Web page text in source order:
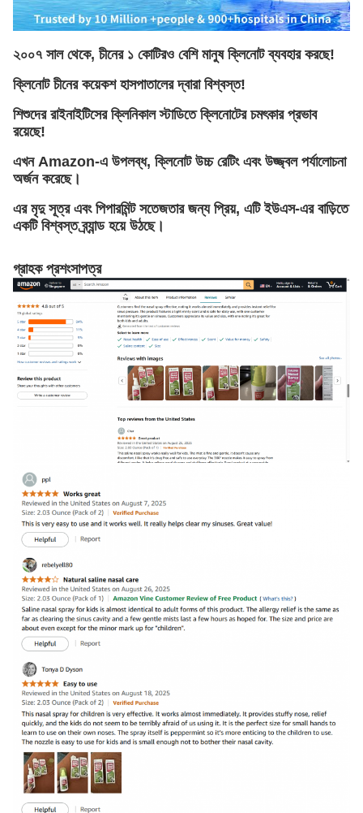
২০০৭ সাল থেকে, চীনের ১ কোটিরও বেশি মানুষ ক্লিনোট ব্যবহার করছে!
ক্লিনোট চীনের কয়েকশ হাসপাতালের দ্বারা বিশ্বস্ত!
শিশুদের রাইনাইটিসের ক্লিনিকাল স্টাডিতে ক্লিনোটের চমৎকার প্রভাব
রয়েছে!
এখন Amazon-এ উপলব্ধ, ক্লিনোট উচ্চ রেটিং এবং উজ্জ্বল পর্যালোচনা
অর্জন করেছে।
এর মৃদু সূত্র এবং পিপারমিন্ট সতেজতার জন্য প্রিয়, এটি ইউএস-এর বাড়িতে
একটি বিশ্বস্ত ব্র্যান্ড হয়ে উঠছে।
গ্রাহক প্রশংসাপত্র